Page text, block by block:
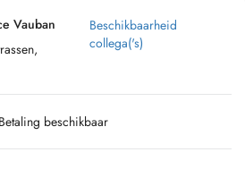
Vauban
Beschikbaarheid
collega('s)
beschikbaar